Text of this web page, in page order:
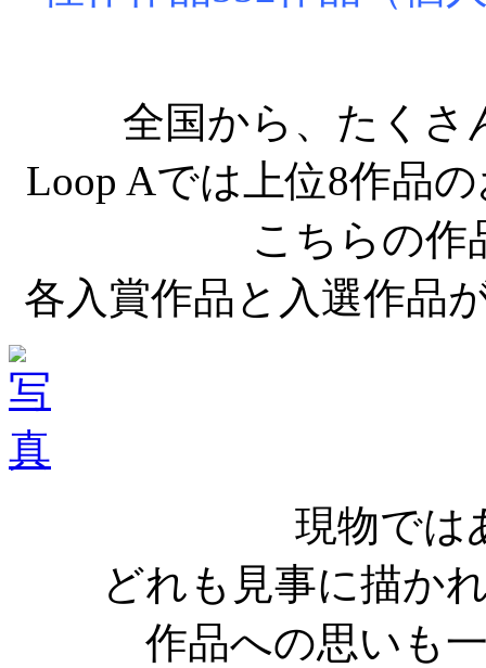
全国から、たくさ
Loop Aでは上位8作品
こちらの作
各入賞作品と入選作品
現物では
どれも見事に描か
作品への思いも